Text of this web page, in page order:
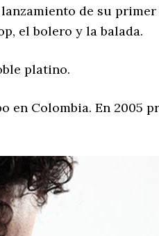
de su
el bolero y la balada.
platino.
Colombia. En 2005